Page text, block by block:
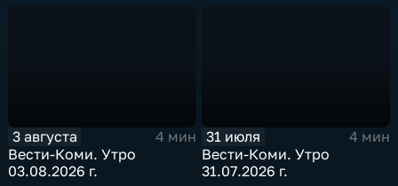
3 августа
4 мин
Вести-Коми. Утро
03.08.2026 г.
31 июля
4 мин
Вести-Коми. Утро
31.07.2026 г.